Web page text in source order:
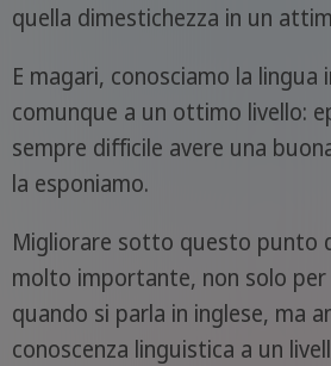
quella dimestichezza in un
E magari, conosciamo la
comunque a un ottimo livello:
sempre difficile avere una
la esponiamo.
Migliorare sotto questo punto
molto importante, non solo per
quando si parla in inglese, ma
conoscenza linguistica a un